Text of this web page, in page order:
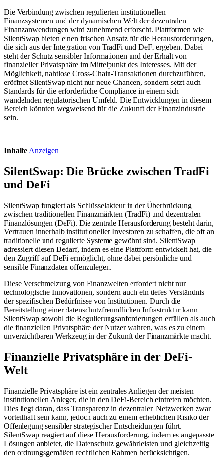
Die Verbindung zwischen regulierten institutionellen
Finanzsystemen und der dynamischen Welt der dezentralen
Finanzanwendungen wird zunehmend erforscht. Plattformen wie
SilentSwap bieten einen frischen Ansatz für die Herausforderungen,
die sich aus der Integration von TradFi und DeFi ergeben. Dabei
steht der Schutz sensibler Informationen und der Erhalt von
finanzieller Privatsphäre im Mittelpunkt des Interesses. Mit der
Möglichkeit, nahtlose Cross-Chain-Transaktionen durchzuführen,
eröffnet SilentSwap nicht nur neue Chancen, sondern setzt auch
Standards für die erforderliche Compliance in einem sich
wandelnden regulatorischen Umfeld. Die Entwicklungen in diesem
Bereich könnten wegweisend für die Zukunft der Finanzindustrie
sein.
Inhalte Anzeigen
SilentSwap: Die Brücke zwischen TradFi
und DeFi
SilentSwap fungiert als Schlüsselakteur in der Überbrückung
zwischen traditionellen Finanzmärkten (TradFi) und dezentralen
Finanzlösungen (DeFi). Die zentrale Herausforderung besteht darin,
Vertrauen innerhalb institutioneller Investoren zu schaffen, die oft an
traditionelle und regulierte Systeme gewöhnt sind. SilentSwap
adressiert diesen Bedarf, indem es eine Plattform entwickelt hat, die
den Zugriff auf DeFi ermöglicht, ohne dabei persönliche und
sensible Finanzdaten offenzulegen.
Diese Verschmelzung von Finanzwelten erfordert nicht nur
technologische Innovationen, sondern auch ein tiefes Verständnis
der spezifischen Bedürfnisse von Institutionen. Durch die
Bereitstellung einer datenschutzfreundlichen Infrastruktur kann
SilentSwap sowohl die Regulierungsanforderungen erfüllen als auch
die finanziellen Privatsphäre der Nutzer wahren, was es zu einem
unverzichtbaren Werkzeug in der Zukunft der Finanzmärkte macht.
Finanzielle Privatsphäre in der DeFi-
Welt
Finanzielle Privatsphäre ist ein zentrales Anliegen der meisten
institutionellen Anleger, die in den DeFi-Bereich eintreten möchten.
Dies liegt daran, dass Transparenz in dezentralen Netzwerken zwar
vorteilhaft sein kann, jedoch auch zu einem erheblichen Risiko der
Offenlegung sensibler strategischer Entscheidungen führt.
SilentSwap reagiert auf diese Herausforderung, indem es angepasste
Lösungen anbietet, die Datenschutz gewährleisten und gleichzeitig
den ordnungsgemäßen rechtlichen Rahmen berücksichtigen.